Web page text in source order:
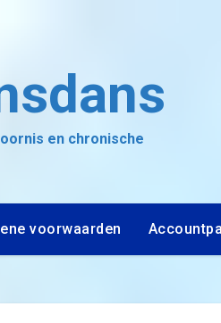
en chronische
voorwaarden